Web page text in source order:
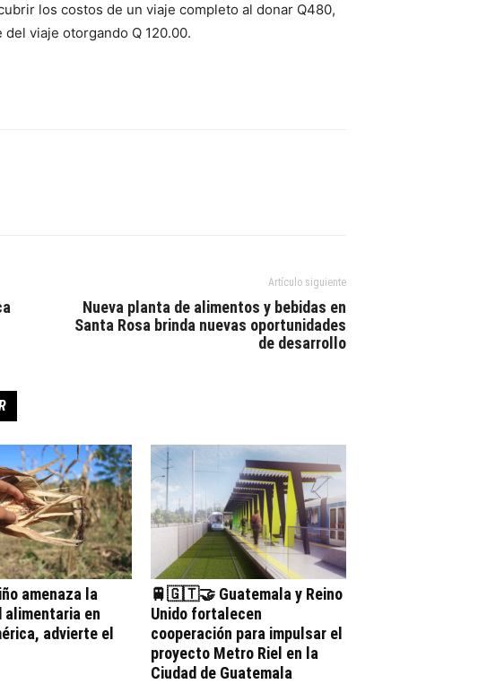
los costos de un viaje completo al donar Q480,
viaje otorgando Q 120.00.
Artículo siguiente
Nueva planta de alimentos y bebidas en
Santa Rosa brinda nuevas oportunidades
de desarrollo
amenaza la
alimentaria en
advierte el
🚆🇬🇹🤝 Guatemala y Reino
Unido fortalecen
cooperación para impulsar el
proyecto Metro Riel en la
Ciudad de Guatemala